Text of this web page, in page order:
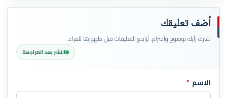
أضف تعليقك
شارك رأيك بوضوح واحترام. تُراجع التعليقات قبل ظهورها للقراء.
النشر بعد المراجعة
اترك هذا الحقل فارغاً
الاسم *